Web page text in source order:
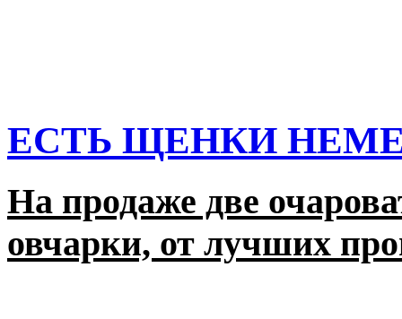
ЕСТЬ ЩЕНКИ
На продаже две
овчарки, от лучших